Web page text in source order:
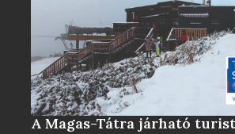
A Magas-Tátra járható